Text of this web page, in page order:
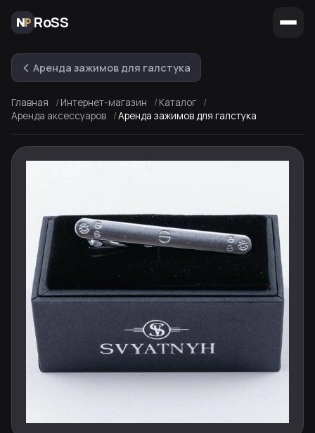
RoSS
Аренда зажимов для галстука
Главная Интернет-магазин
Каталог
Аренда аксессуаров
Аренда зажимов для галстука